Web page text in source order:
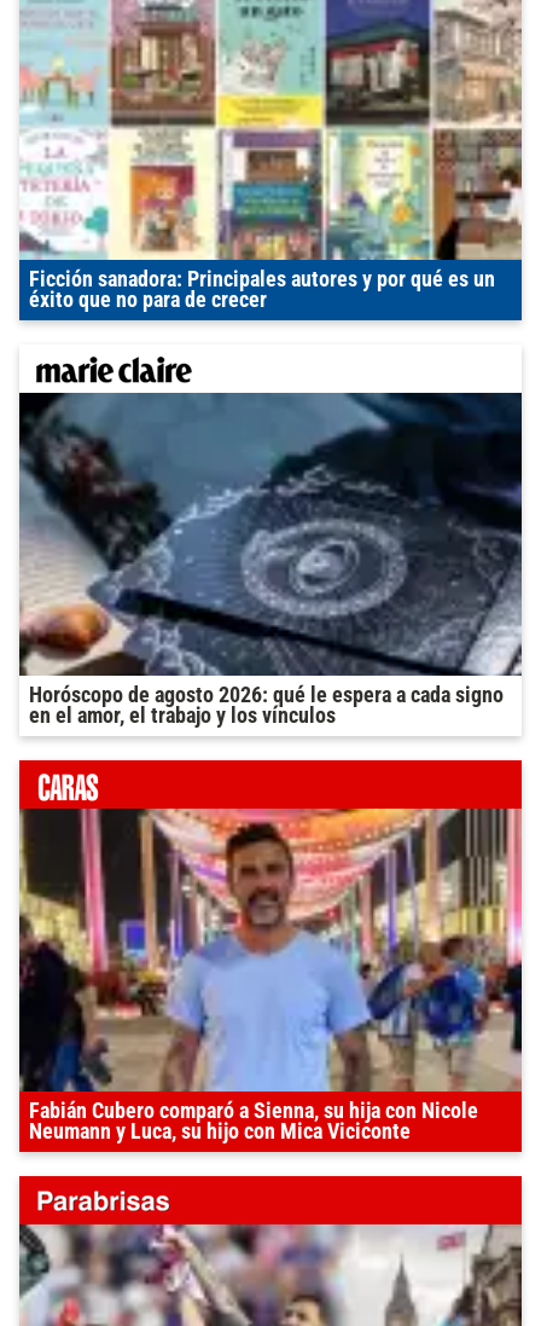
Ficción sanadora: Principales autores y por qué es un
éxito que no para de crecer
Horóscopo de agosto 2026: qué le espera a cada signo
en el amor, el trabajo y los vínculos
Fabián Cubero comparó a Sienna, su hija con Nicole
Neumann y Luca, su hijo con Mica Viciconte